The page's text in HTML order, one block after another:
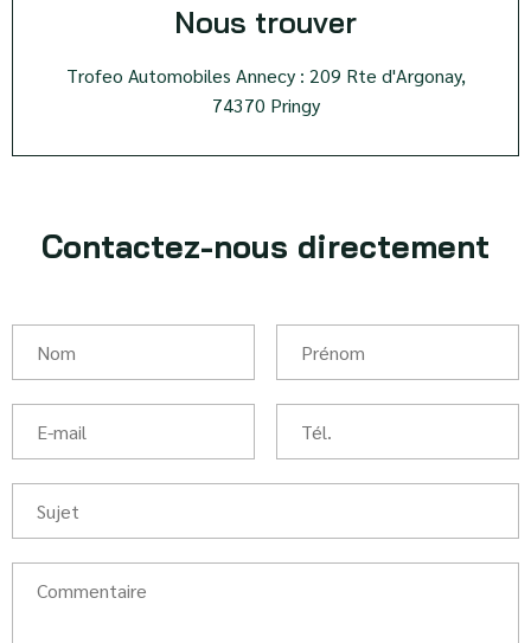
Nous trouver
Trofeo Automobiles Annecy : 209 Rte d'Argonay,
74370 Pringy
Contactez-nous directement